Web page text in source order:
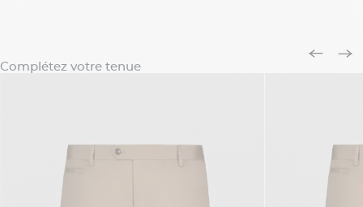
Complétez votre tenue